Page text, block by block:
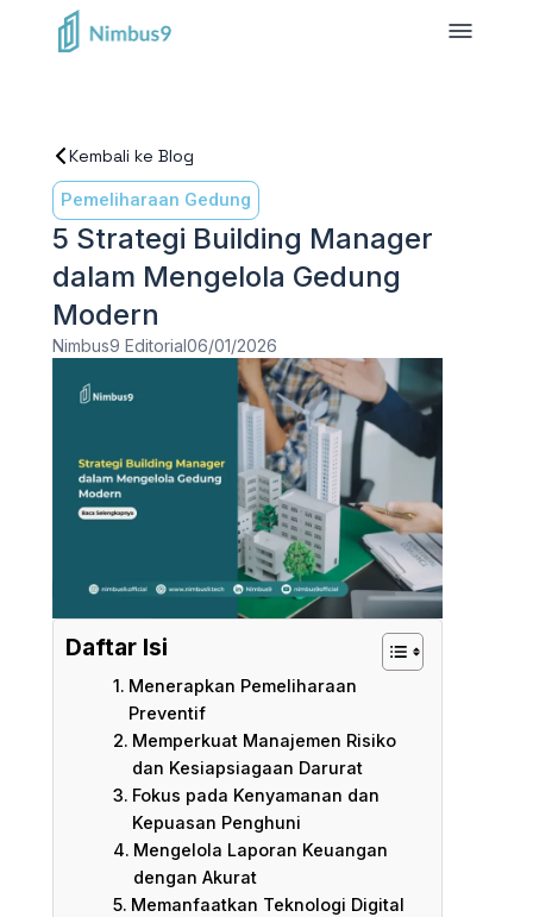
Kembali ke Blog
Pemeliharaan Gedung
5 Strategi Building Manager
dalam Mengelola Gedung
Modern
Nimbus9 Editorial06/01/2026
Daftar Isi
Menerapkan Pemeliharaan
Preventif
Memperkuat Manajemen Risiko
dan Kesiapsiagaan Darurat
Fokus pada Kenyamanan dan
Kepuasan Penghuni
Mengelola Laporan Keuangan
dengan Akurat
Memanfaatkan Teknologi Digital